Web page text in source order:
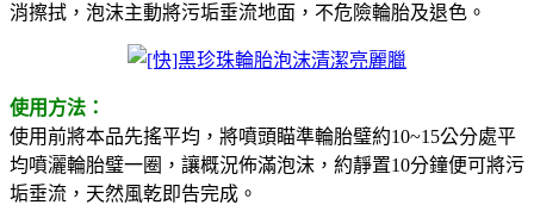
消擦拭，泡沫主動將污垢垂流地面，不危險輪胎及退色。
使用方法：
使用前將本品先搖平均，將噴頭瞄準輪胎璧約10~15公分處平
均噴灑輪胎璧一圈，讓概況佈滿泡沫，約靜置10分鐘便可將污
垢垂流，天然風乾即告完成。